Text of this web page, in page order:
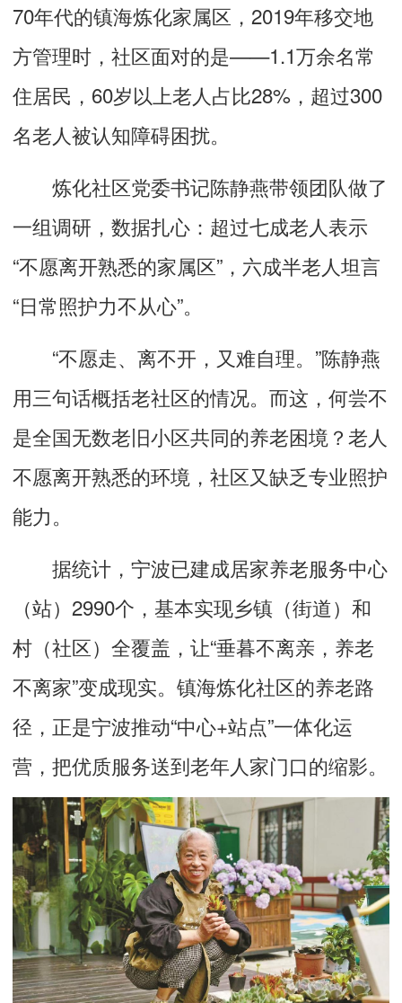
70年代的镇海炼化家属区，2019年移交地
方管理时，社区面对的是——1.1万余名常
住居民，60岁以上老人占比28%，超过300
名老人被认知障碍困扰。
炼化社区党委书记陈静燕带领团队做了
一组调研，数据扎心：超过七成老人表示
“不愿离开熟悉的家属区”，六成半老人坦言
“日常照护力不从心”。
“不愿走、离不开，又难自理。”陈静燕
用三句话概括老社区的情况。而这，何尝不
是全国无数老旧小区共同的养老困境？老人
不愿离开熟悉的环境，社区又缺乏专业照护
能力。
据统计，宁波已建成居家养老服务中心
（站）2990个，基本实现乡镇（街道）和
村（社区）全覆盖，让“垂暮不离亲，养老
不离家”变成现实。镇海炼化社区的养老路
径，正是宁波推动“中心+站点”一体化运
营，把优质服务送到老年人家门口的缩影。